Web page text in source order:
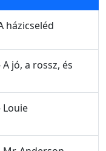
házicseléd
jó, a rossz, és
Louie